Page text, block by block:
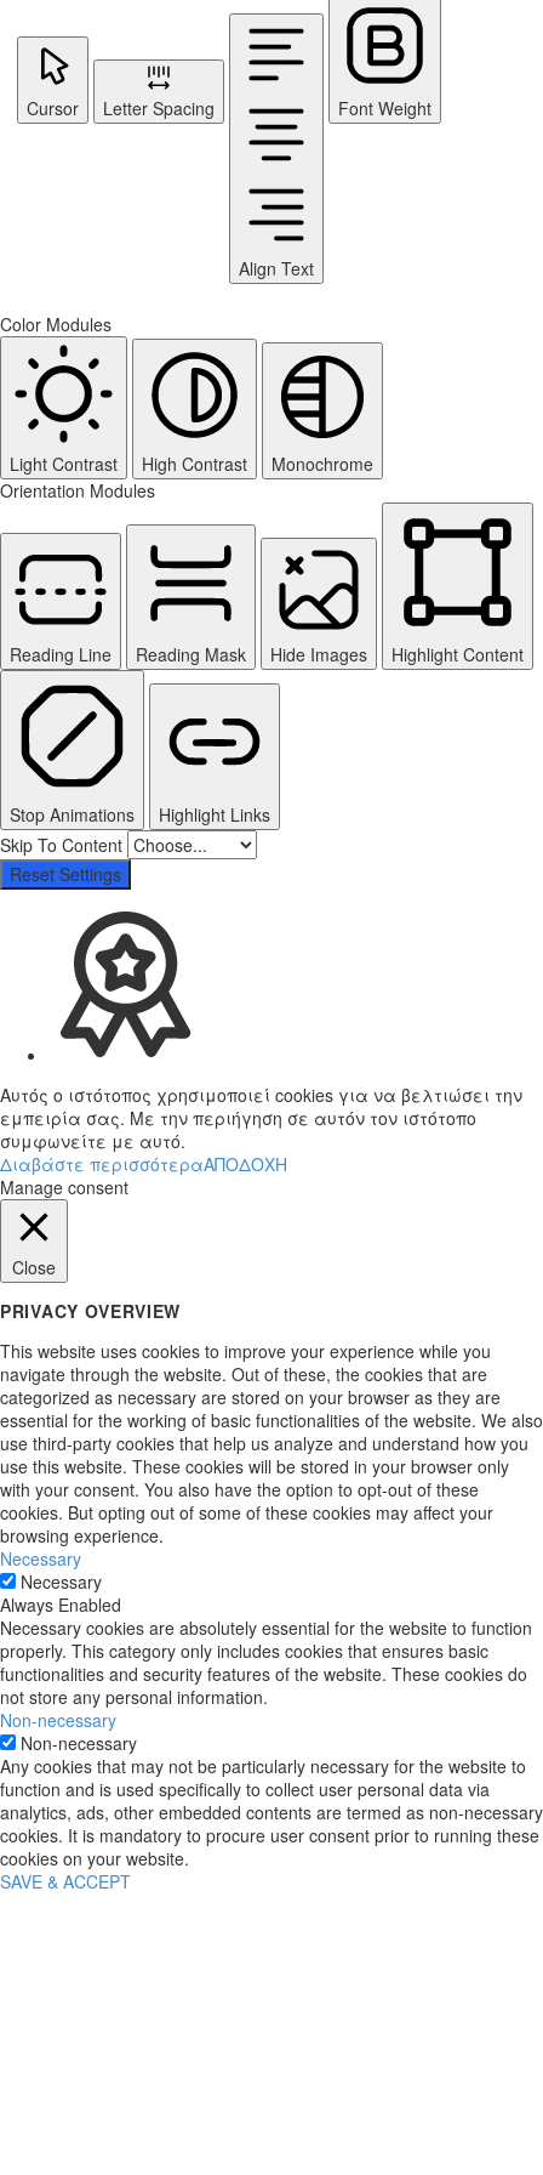
Cursor Letter Spacing
Align Text
Font Weight
Color Modules
Light Contrast High Contrast
Monochrome
Orientation Modules
Reading Line Reading Mask Hide Images Highlight Content
Stop Animations
Highlight Links
Skip To Content
Reset Settings
Αυτός ο ιστότοπος χρησιμοποιεί cookies για να βελτιώσει την
εμπειρία σας. Με την περιήγηση σε αυτόν τον ιστότοπο
συμφωνείτε με αυτό.
Διαβάστε περισσότεραΑΠΟΔΟΧΗ
Manage consent
Close
PRIVACY OVERVIEW
This website uses cookies to improve your experience while you
navigate through the website. Out of these, the cookies that are
categorized as necessary are stored on your browser as they are
essential for the working of basic functionalities of the website. We also
use third-party cookies that help us analyze and understand how you
use this website. These cookies will be stored in your browser only
with your consent. You also have the option to opt-out of these
cookies. But opting out of some of these cookies may affect your
browsing experience.
Necessary
Necessary
Always Enabled
Necessary cookies are absolutely essential for the website to function
properly. This category only includes cookies that ensures basic
functionalities and security features of the website. These cookies do
not store any personal information.
Non-necessary
Non-necessary
Any cookies that may not be particularly necessary for the website to
function and is used specifically to collect user personal data via
analytics, ads, other embedded contents are termed as non-necessary
cookies. It is mandatory to procure user consent prior to running these
cookies on your website.
SAVE & ACCEPT